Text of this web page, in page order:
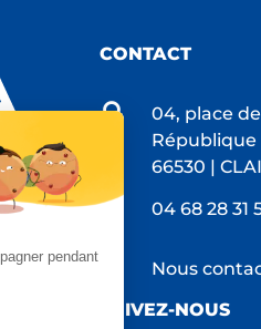
CONTACT

04, place
République
66530 |
 04 68 28 31
Nous
SUIVEZ-NOUS
pendant